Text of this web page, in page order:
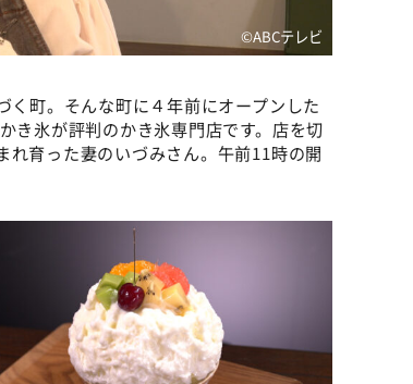
©ABCテレビ
く町。そんな町に４年前にオープンした
き氷が評判のかき氷専門店です。店を切
れ育った妻のいづみさん。午前11時の開